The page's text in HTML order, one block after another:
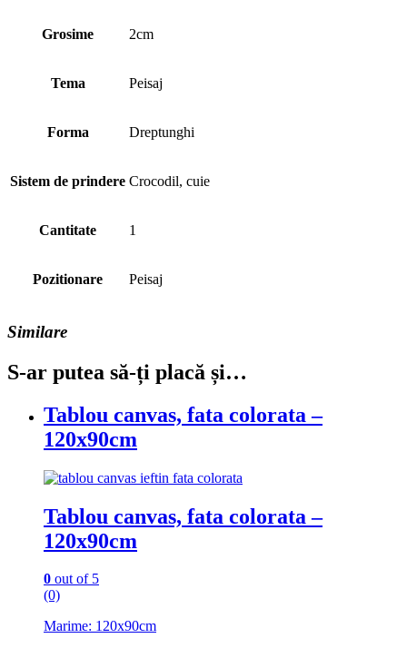
Grosime 2cm
Tema Peisaj
Forma Dreptunghi
Sistem de prindere Crocodil, cuie
Cantitate 1
Pozitionare Peisaj
Similare
S-ar putea să-ți placă și…
Tablou canvas, fata colorata –
120x90cm
Tablou canvas, fata colorata –
120x90cm
0 out of 5
(0)
Marime: 120x90cm